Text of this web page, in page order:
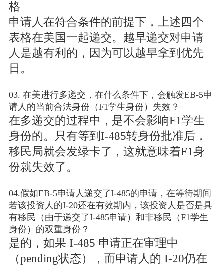
格
申请人在符合条件的前提下，上述四个
表格在美国一起递交。越早递交对申请
人是越有利的，因为可以越早拿到优先
日。
03. 在美进行多递交，在什么条件下，会触发EB-5申
请人的当前合法身份（F1学生身份）失效？
在多递交的过程中，是不会影响F1学生
身份的。只有等到I-485转身份批准后，
移民局就会发绿卡了，这就意味着F1身
份就失效了。
04.假如EB-5申请人递交了I-485的申请，在等待期间
若该投资人的I-20还在有效期内，该投资人是否是具
有移民（由于递交了I-485申请）和非移民（F1学生
身份）的双重身份？
是的，如果 I-485 申请正在审理中
（pending状态），而申请人的 I-20仍在